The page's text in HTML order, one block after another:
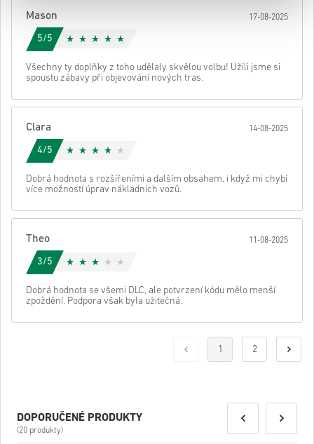
kódu.
Mason 17-08-2025
5/5
Všechny ty doplňky z toho udělaly skvělou volbu! Užili jsme si
spoustu zábavy při objevování nových tras.
Clara 14-08-2025
4/5
Dobrá hodnota s rozšířeními a dalším obsahem, i když mi chybí
více možností úprav nákladních vozů.
Theo 11-08-2025
3/5
Dobrá hodnota se všemi DLC, ale potvrzení kódu mělo menší
zpoždění. Podpora však byla užitečná.
1 2
DOPORUČENÉ PRODUKTY
(20 produkty)